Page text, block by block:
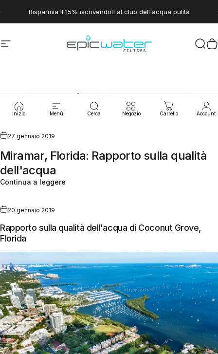
Risparmia il 15% iscrivendoti al club dell'acqua pulita
Navigazione del sitoEpic Water Filters USA
Inizio Menù Cerca Negozio Carrello Account
Perdite d'acqua
27 gennaio 2019
Miramar, Florida: Rapporto sulla qualità
dell'acqua
Continua a leggere
20 gennaio 2019
Rapporto sulla qualità dell'acqua di Coconut Grove,
Florida